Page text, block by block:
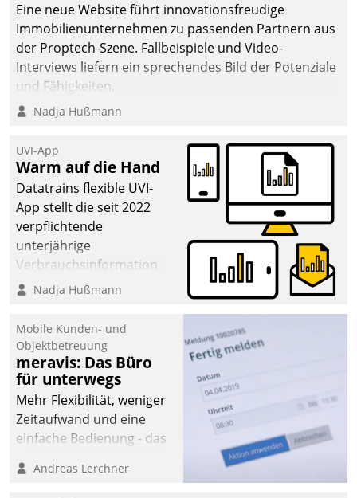
Eine neue Website führt innovationsfreudige
Immobilienunternehmen zu passenden Partnern aus
der Proptech-Szene. Fallbeispiele und Video-
Interviews liefern ein sprechendes Bild der Potenziale
und Fähigkeiten.
Nadja Hußmann
UVI-App
Warm auf die Hand
Datatrains flexible UVI-
App stellt die seit 2022
verpflichtende
unterjährige
Verbrauchsinformation
schnell, zuverlässig und
Die monatlichen
Mitteilungen zum
Heizungs- und
Wasserverbrauch gehen
automatisiert, vollständig
und auf Wunsch über
mehrere zuvor
Kommunikationswege bei
Nadja Hußmann
Mobile Kunden- und
Objektbetreuung
meravis: Das Büro
für unterwegs
Mehr Flexibilität, weniger
Zeitaufwand und eine
einfache Bedienung - das
Cockpit für mobile
Andreas Lerchner